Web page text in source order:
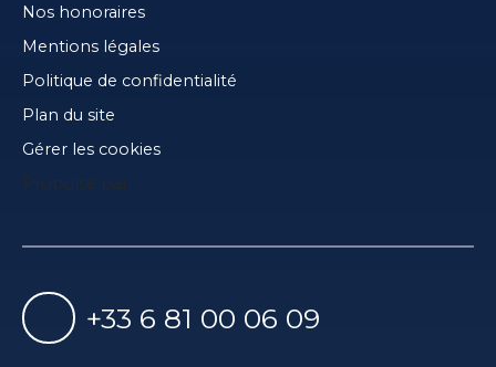
Nos honoraires
Mentions légales
Politique de confidentialité
Plan du site
Gérer les cookies
Propulsé par
+33 6 81 00 06 09